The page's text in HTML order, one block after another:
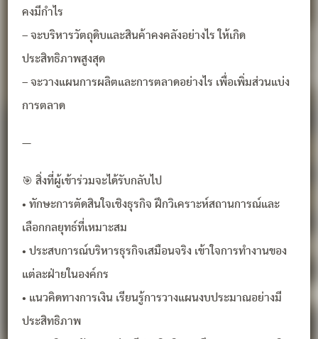
คงมีกำไร
– จะบริหารวัตถุดิบและสินค้าคงคลังอย่างไร ให้เกิด
ประสิทธิภาพสูงสุด
– จะวางแผนการผลิตและการตลาดอย่างไร เพื่อเพิ่มส่วนแบ่ง
การตลาด
—
🎯 สิ่งที่ผู้เข้าร่วมจะได้รับกลับไป
• ทักษะการตัดสินใจเชิงธุรกิจ ฝึกวิเคราะห์สถานการณ์และ
เลือกกลยุทธ์ที่เหมาะสม
• ประสบการณ์บริหารธุรกิจเสมือนจริง เข้าใจการทำงานของ
แต่ละฝ่ายในองค์กร
• แนวคิดทางการเงิน เรียนรู้การวางแผนงบประมาณอย่างมี
ประสิทธิภาพ